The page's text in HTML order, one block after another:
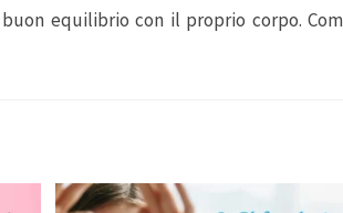
equilibrio con il proprio corpo.